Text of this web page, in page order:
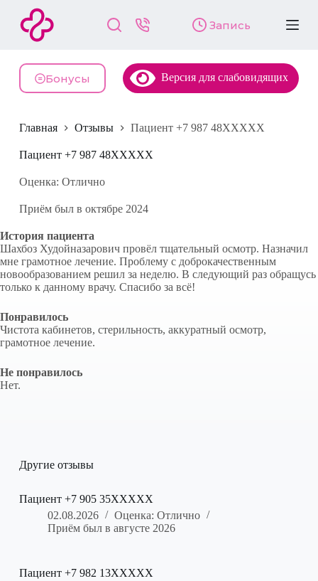
й
и
у
и
Запись
Бонусы Версия для слабовидящих
Главная Отзывы Пациент +7 987 48XXXXX
Пациент +7 987 48XXXXX
Оценка: Отлично
Приём был в октябре 2024
История пациента
Шахбоз Худойназарович провёл тщательный осмотр. Назначил
мне грамотное лечение. Проблему с доброкачественным
новообразованием решил за неделю. В следующий раз обращусь
только к данному врачу. Спасибо за всё!
Понравилось
Чистота кабинетов, стерильность, аккуратный осмотр,
грамотное лечение.
Не понравилось
Нет.
Другие отзывы
Пациент +7 905 35XXXXX
02.08.2026
Оценка: Отлично
Приём был в августе 2026
Пациент +7 982 13XXXXX